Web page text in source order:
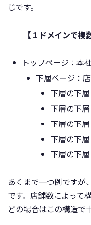
じです。
【１ドメインで複
トップページ：本
下層ページ：
下層の下
下層の下
下層の下
下層の下
下層の下
あくまで一つ例ですが
です。店舗数によって
どの場合はこの構造で